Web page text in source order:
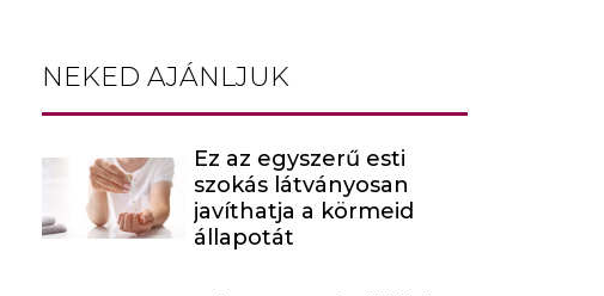
NEKED AJÁNLJUK
Ez az egyszerű esti
szokás látványosan
javíthatja a körmeid
állapotát